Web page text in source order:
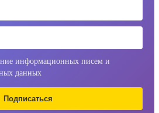
информационных писем и
данных
Подписаться